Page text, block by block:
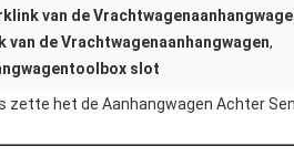
van de
van de Vrachtwagenaanhangwagen,
slot
zette het de Aanhangwagen Achter